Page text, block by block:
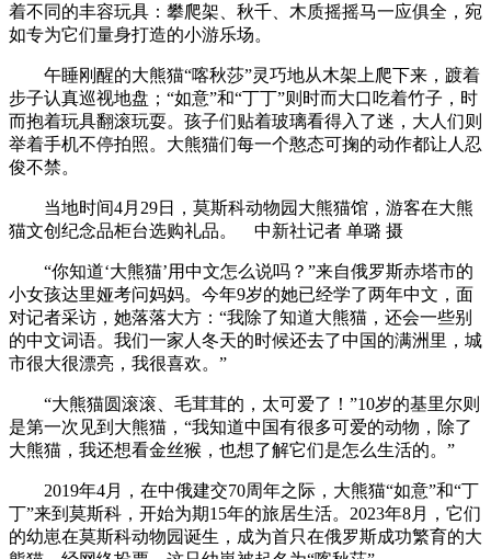
着不同的丰容玩具：攀爬架、秋千、木质摇摇马一应俱全，宛
如专为它们量身打造的小游乐场。
午睡刚醒的大熊猫“喀秋莎”灵巧地从木架上爬下来，踱着
步子认真巡视地盘；“如意”和“丁丁”则时而大口吃着竹子，时
而抱着玩具翻滚玩耍。孩子们贴着玻璃看得入了迷，大人们则
举着手机不停拍照。大熊猫们每一个憨态可掬的动作都让人忍
俊不禁。
当地时间4月29日，莫斯科动物园大熊猫馆，游客在大熊
猫文创纪念品柜台选购礼品。 中新社记者 单璐 摄
“你知道‘大熊猫’用中文怎么说吗？”来自俄罗斯赤塔市的
小女孩达里娅考问妈妈。今年9岁的她已经学了两年中文，面
对记者采访，她落落大方：“我除了知道大熊猫，还会一些别
的中文词语。我们一家人冬天的时候还去了中国的满洲里，城
市很大很漂亮，我很喜欢。”
“大熊猫圆滚滚、毛茸茸的，太可爱了！”10岁的基里尔则
是第一次见到大熊猫，“我知道中国有很多可爱的动物，除了
大熊猫，我还想看金丝猴，也想了解它们是怎么生活的。”
2019年4月，在中俄建交70周年之际，大熊猫“如意”和“丁
丁”来到莫斯科，开始为期15年的旅居生活。2023年8月，它们
的幼崽在莫斯科动物园诞生，成为首只在俄罗斯成功繁育的大